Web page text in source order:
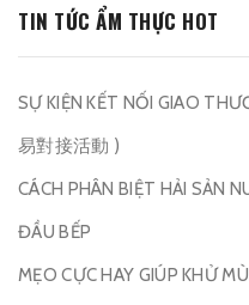
TIN TỨC ẨM THỰC HOT
SỰ KIỆN KẾT NỐI GIAO
易對接活動 )
CÁCH PHÂN BIỆT HẢI SẢN
ĐẦU BẾP
MẸO CỰC HAY GIÚP KHỬ